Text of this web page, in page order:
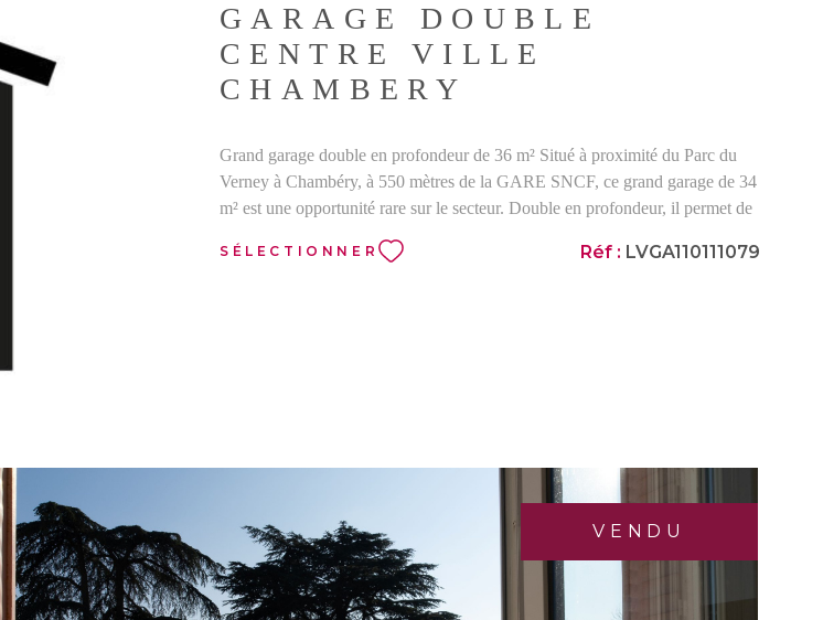
GARAGE DOUBLE
CENTRE VILLE
CHAMBERY
Grand garage double en profondeur de 36 m² Situé à proximité du Parc du
Verney à Chambéry, à 550 mètres de la GARE SNCF, ce grand garage de 34
m² est une opportunité rare sur le secteur. Double en profondeur, il permet de
Porte électrifiée. Charges de copropriété 18 euros/mois.
SÉLECTIONNER Réf : LVGA110111079
VENDU